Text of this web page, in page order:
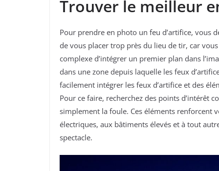
Trouver le meilleur
Pour prendre en photo un feu d’artifice, vous
de vous placer trop près du lieu de tir, car
complexe d’intégrer un premier plan dans
dans une zone depuis laquelle les feux
facilement intégrer les feux d’artifice et des
Pour ce faire, recherchez des points d’intérêt
simplement la foule. Ces éléments renforcent
électriques, aux bâtiments élevés et à tout
spectacle.